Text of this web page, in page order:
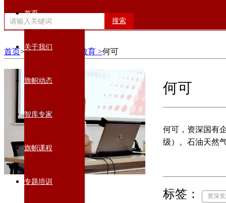
搜索
首页
关于我们
旗帜动态
智库专家
旗帜课程
专题培训
首页>智库专家> 党性教育 >何可
何可
何可，​资深国有
级）。石油天然
标签： 资深